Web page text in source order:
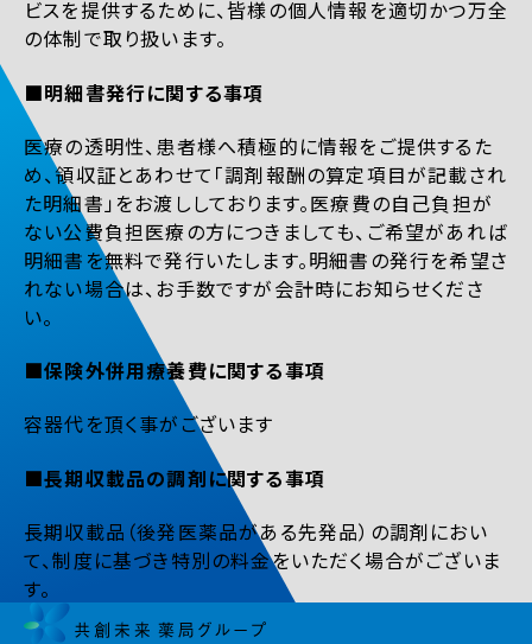
ビスを提供するために、皆様の個人情報を適切かつ万全
の体制で取り扱います。
■明細書発行に関する事項
医療の透明性、患者様へ積極的に情報をご提供するた
め、領収証とあわせて「調剤報酬の算定項目が記載され
た明細書」をお渡ししております。医療費の自己負担が
ない公費負担医療の方につきましても、ご希望があれば
明細書を無料で発行いたします。明細書の発行を希望さ
れない場合は、お手数ですが会計時にお知らせくださ
い。
■保険外併用療養費に関する事項
容器代を頂く事がございます
■長期収載品の調剤に関する事項
長期収載品（後発医薬品がある先発品）の調剤におい
て、制度に基づき特別の料金をいただく場合がございま
す。